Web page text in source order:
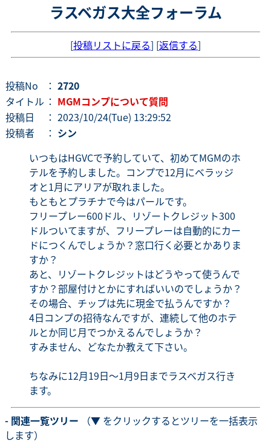
ラスベガス大全フォーラム
[投稿リストに戻る] [返信する]
投稿No ： 2720
タイトル ： MGMコンプについて質問
投稿日
： 2023/10/24(Tue) 13:29:52
投稿者
： シン
いつもはHGVCで予約していて、初めてMGMのホ
テルを予約しました。コンプで12月にベラッジ
オと1月にアリアが取れました。
もともとプラチナで今はパールです。
フリープレー600ドル、リゾートクレジット300
ドルついてますが、フリープレーは自動的にカー
ドにつくんでしょうか？窓口行く必要とかありま
すか？
あと、リゾートクレジットはどうやって使うんで
すか？部屋付けとかにすればいいのでしょうか？
その場合、チップは先に現金で払うんですか？
4日コンプの招待なんですが、連続して他のホテ
ルとか同じ月でつかえるんでしょうか？
すみません、どなたか教えて下さい。
ちなみに12月19日〜1月9日までラスベガス行き
ます。
- 関連一覧ツリー （▼ をクリックするとツリーを一括表示
します）